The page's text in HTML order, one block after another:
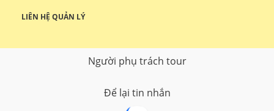
LIÊN HỆ QUẢN LÝ
Người phụ trách tour
Để lại tin nhắn